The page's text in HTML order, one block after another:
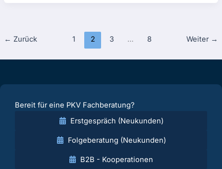
← Zurück 1 2 3 … 8 Weiter →
Bereit für eine PKV Fachberatung?
Erstgespräch (Neukunden)
Folgeberatung (Neukunden)
B2B - Kooperationen